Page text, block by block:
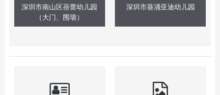
深圳市南山区蓓蕾幼儿园
（大门、围墙）
深圳市葵涌亚迪幼儿园